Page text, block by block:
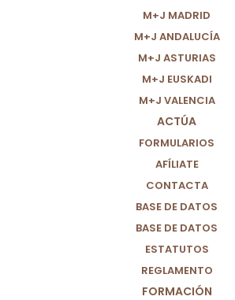
M+J MADRID
M+J ANDALUCÍA
M+J ASTURIAS
M+J EUSKADI
M+J VALENCIA
ACTÚA
FORMULARIOS
AFÍLIATE
CONTACTA
BASE DE DATOS
BASE DE DATOS
ESTATUTOS
REGLAMENTO
FORMACIÓN